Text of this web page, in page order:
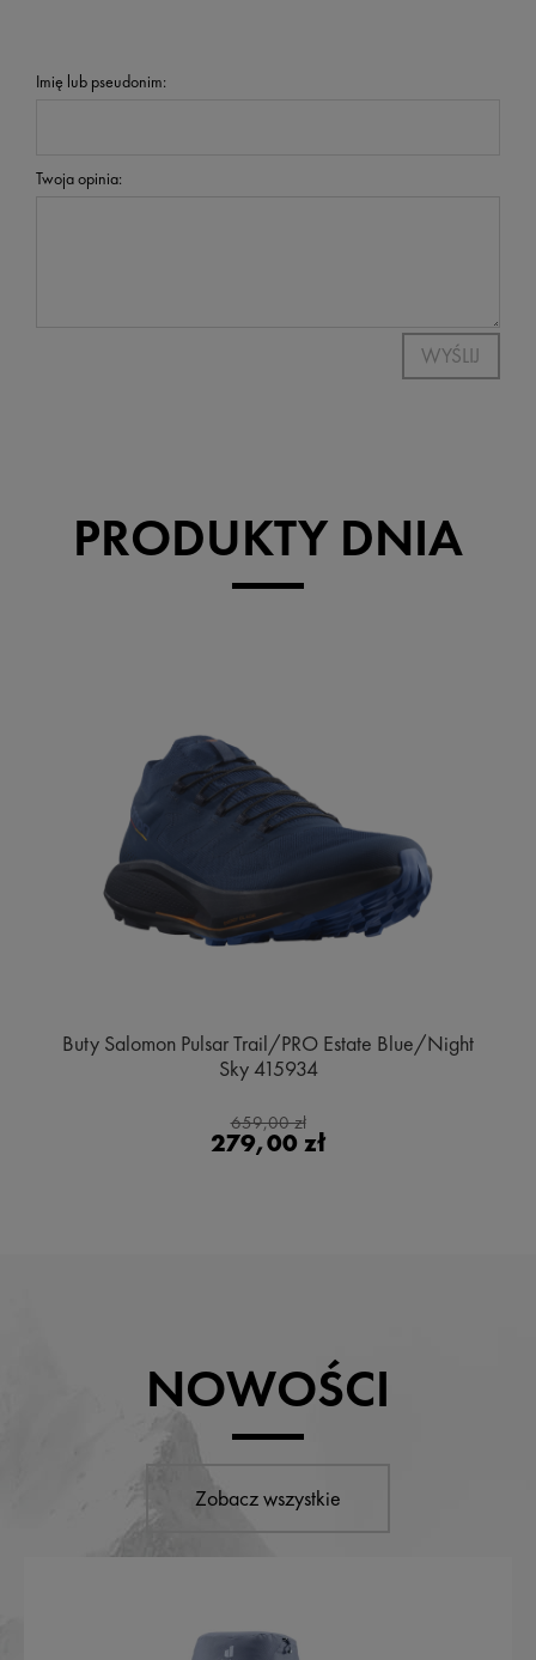
Imię lub pseudonim:
Twoja opinia:
WYŚLIJ
PRODUKTY DNIA
Buty Salomon Pulsar Trail/PRO Estate Blue/Night
Sky 415934
659,00 zł
279,00 zł
NOWOŚCI
Zobacz wszystkie